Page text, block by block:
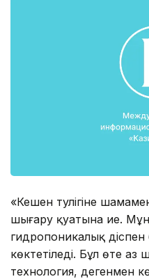
«Кешен тәулігіне
шығару қуатына ие.
гидропоникалық әдіспен
көктетіледі. Бұл өте аз
технология, дегенмен